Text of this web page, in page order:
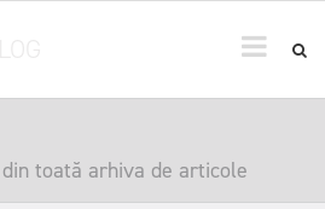
toată arhiva de articole